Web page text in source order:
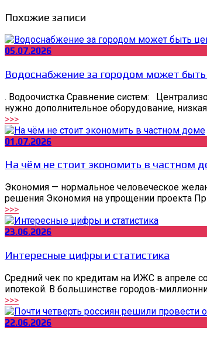
Похожие записи
05.07.2026
Водоснабжение за городом может
. Водоочистка Сравнение систем:
нужно дополнительное оборудование,
>>>
01.07.2026
На чём не стоит экономить в частном
Экономия — нормальное человеческое
решения Экономия на упрощении проекта
>>>
23.06.2026
Интересные цифры и статистика
Средний чек по кредитам на ИЖС в апреле
ипотекой. В большинстве городов-
>>>
22.06.2026